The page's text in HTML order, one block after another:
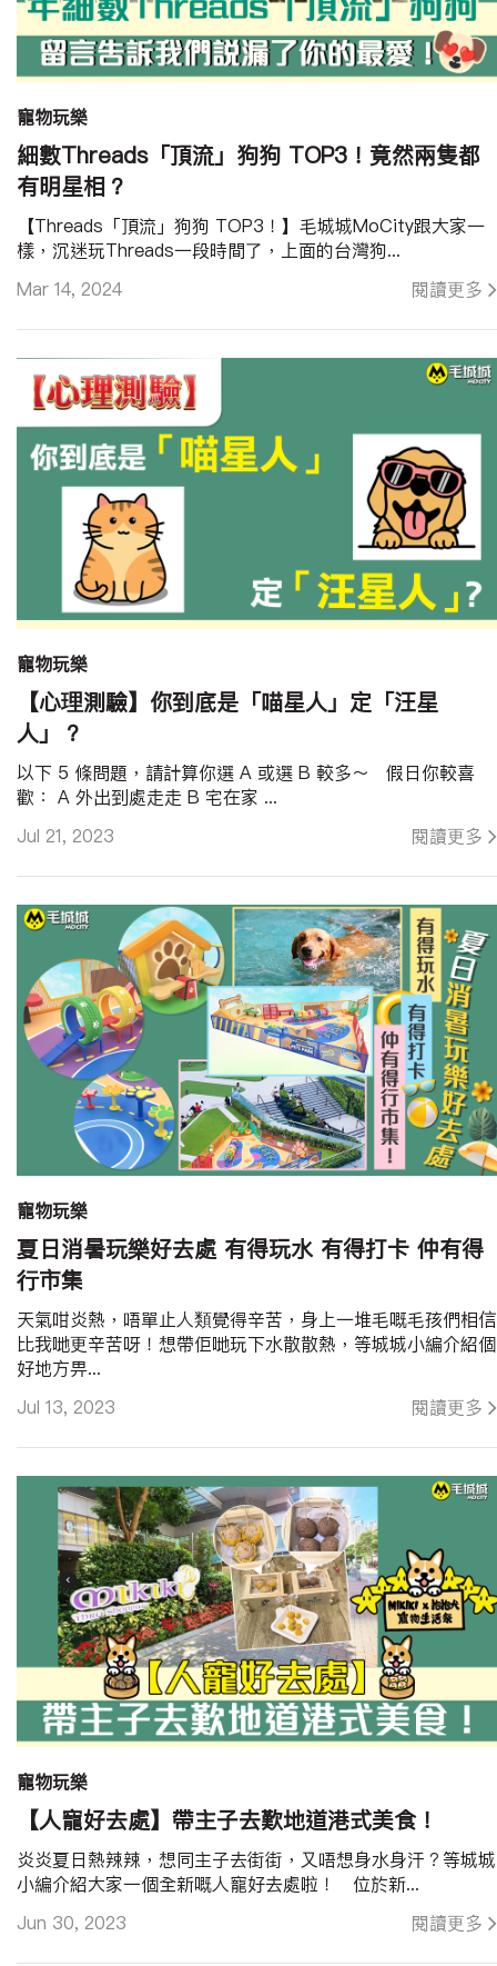
寵物玩樂
細數Threads「頂流」狗狗 TOP3！竟然兩隻都
有明星相？
Mar 14, 2024 閱讀更多
【Threads「頂流」狗狗 TOP3！】毛城城MoCity跟大家一
樣，沉迷玩Threads一段時間了，上面的台灣狗...
寵物玩樂
【心理測驗】你到底是「喵星人」定「汪星
人」？
Jul 21, 2023 閱讀更多
以下 5 條問題，請計算你選 A 或選 B 較多～ 假日你較喜
歡： A 外出到處走走 B 宅在家 ...
寵物玩樂
夏日消暑玩樂好去處 有得玩水 有得打卡 仲有得
行市集
Jul 13, 2023 閱讀更多
天氣咁炎熱，唔單止人類覺得辛苦，身上一堆毛嘅毛孩們相信
比我哋更辛苦呀！想帶佢哋玩下水散散熱，等城城小編介紹個
好地方畀...
寵物玩樂
【人寵好去處】帶主子去歎地道港式美食！
Jun 30, 2023 閱讀更多
炎炎夏日熱辣辣，想同主子去街街，⼜唔想身水身汗？等城城
小編介紹大家一個全新嘅人寵好去處啦！ 位於新...